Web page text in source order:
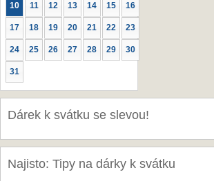
10 11 12 13 14 15 16
17 18 19 20 21 22 23
24 25 26 27 28 29 30
31
Dárek k svátku se slevou!
Najisto: Tipy na dárky k svátku